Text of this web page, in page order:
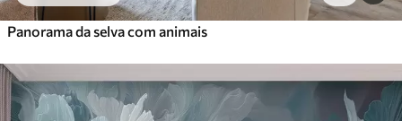
Panorama da selva com animais